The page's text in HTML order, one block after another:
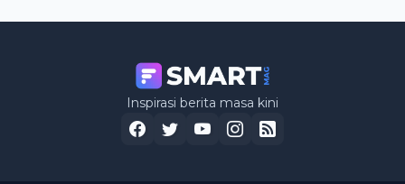
Inspirasi berita masa kini